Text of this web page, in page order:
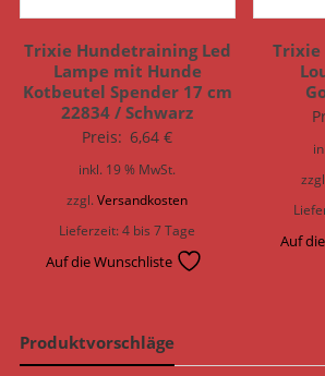
Trixie Hundetraining Led
Lampe mit Hunde
Kotbeutel Spender 17 cm
22834 / Schwarz
Preis: 6,64€
inkl. 19 % MwSt.
zzgl.Versandkosten
Lieferzeit:4 bis 7 Tage
Auf die Wunschliste
Trixie
Auf
Produktvorschläge